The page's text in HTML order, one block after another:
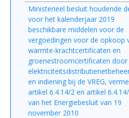
Ministerieel besluit houdende
voor het kalenderjaar 2019
beschikbare middelen voor de
vergoedingen voor de opkoop
warmte-krachtcertificaten en
groenestroomcertificaten door
en indiening bij de VREG,
artikel 6.4.14/2 en artikel
van het Energiebesluit van 19
november 2010